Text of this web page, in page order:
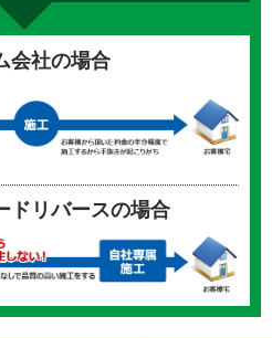
会社の場合
ドリバースの場合